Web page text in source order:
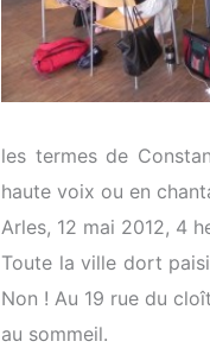
les termes de
haute voix ou en
Arles, 12 mai 2012, 4
Toute la ville dort
Non ! Au 19 rue du
au sommeil.